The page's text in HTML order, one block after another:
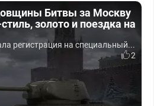
Битвы за Москву
золото и поездка на
регистрация на специальный...
2